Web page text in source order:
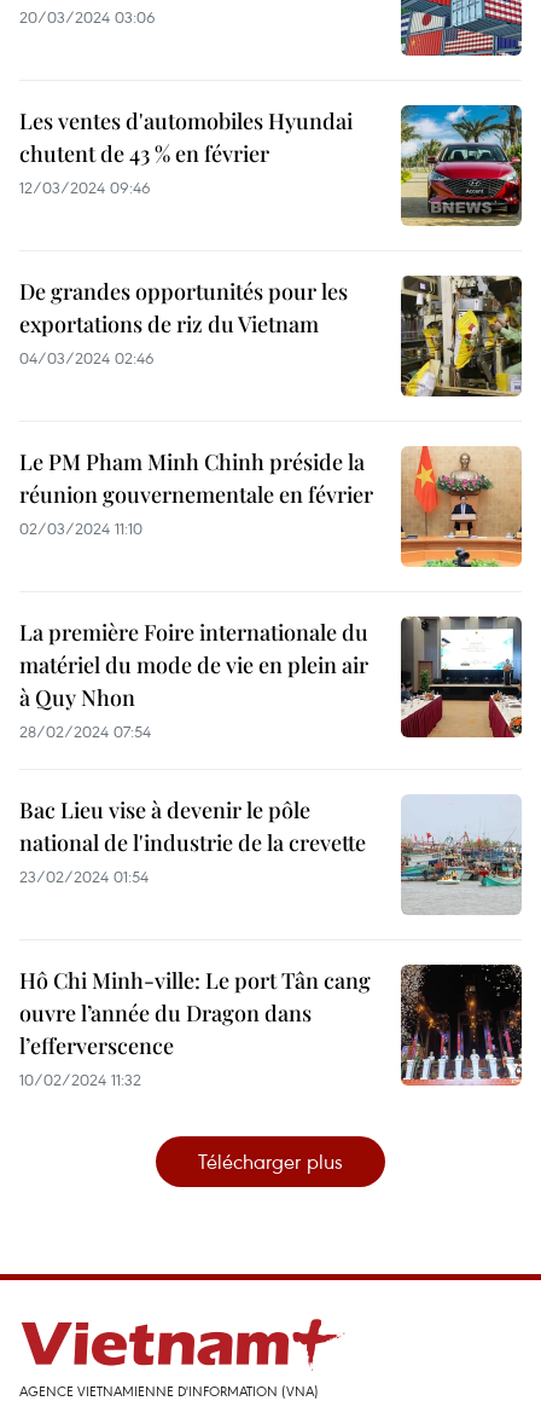
20/03/2024 03:06
Les ventes d'automobiles Hyundai
chutent de 43 % en février
12/03/2024 09:46
De grandes opportunités pour les
exportations de riz du Vietnam
04/03/2024 02:46
Le PM Pham Minh Chinh préside la
réunion gouvernementale en février
02/03/2024 11:10
La première Foire internationale du
matériel du mode de vie en plein air
à Quy Nhon
28/02/2024 07:54
Bac Lieu vise à devenir le pôle
national de l'industrie de la crevette
23/02/2024 01:54
Hô Chi Minh-ville: Le port Tân cang
ouvre l’année du Dragon dans
l’efferverscence
10/02/2024 11:32
Télécharger plus
AGENCE VIETNAMIENNE D'INFORMATION (VNA)